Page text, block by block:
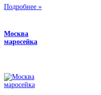
Подробнее »
Москва
маросейка